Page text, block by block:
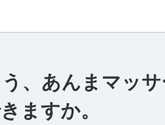
、あんまマッ
ますか。